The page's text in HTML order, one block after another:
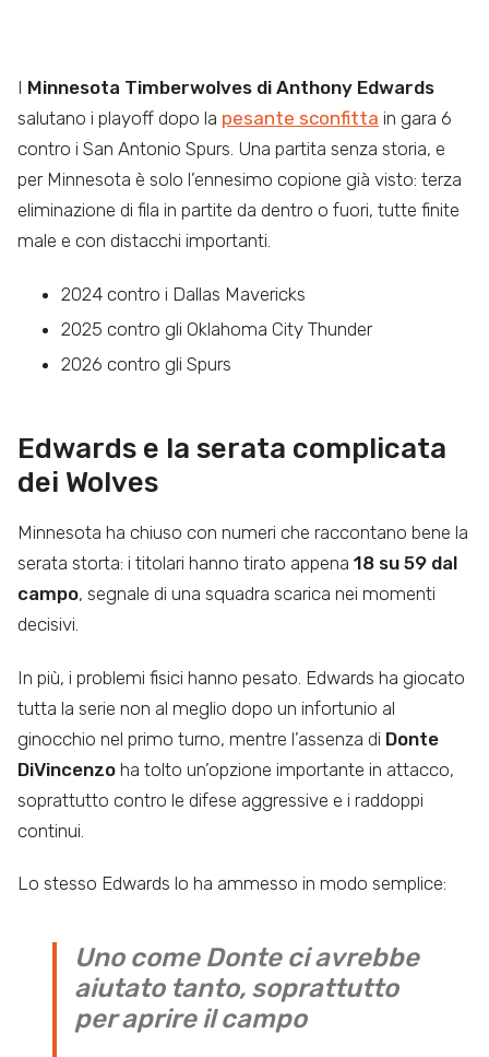
I Minnesota Timberwolves di Anthony Edwards
salutano i playoff dopo la pesante sconfitta in gara 6
contro i San Antonio Spurs. Una partita senza storia, e
per Minnesota è solo l’ennesimo copione già visto: terza
eliminazione di fila in partite da dentro o fuori, tutte finite
male e con distacchi importanti.
2024 contro i Dallas Mavericks
2025 contro gli Oklahoma City Thunder
2026 contro gli Spurs
Edwards e la serata complicata
dei Wolves
Minnesota ha chiuso con numeri che raccontano bene la
serata storta: i titolari hanno tirato appena 18 su 59 dal
campo, segnale di una squadra scarica nei momenti
decisivi.
In più, i problemi fisici hanno pesato. Edwards ha giocato
tutta la serie non al meglio dopo un infortunio al
ginocchio nel primo turno, mentre l’assenza di Donte
DiVincenzo ha tolto un’opzione importante in attacco,
soprattutto contro le difese aggressive e i raddoppi
continui.
Lo stesso Edwards lo ha ammesso in modo semplice:
Uno come Donte ci avrebbe
aiutato tanto, soprattutto
per aprire il campo